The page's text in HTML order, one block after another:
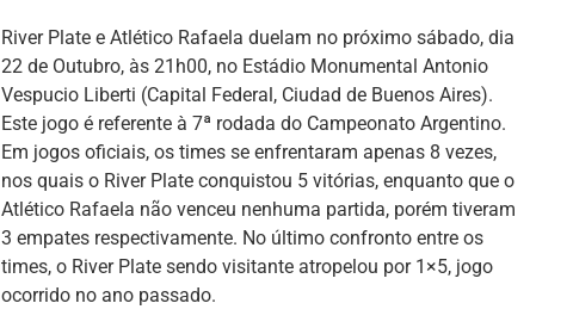
River Plate e Atlético Rafaela duelam no próximo sábado, dia
22 de Outubro, às 21h00, no Estádio Monumental Antonio
Vespucio Liberti (Capital Federal, Ciudad de Buenos Aires).
Este jogo é referente à 7ª rodada do Campeonato Argentino.
Em jogos oficiais, os times se enfrentaram apenas 8 vezes,
nos quais o River Plate conquistou 5 vitórias, enquanto que o
Atlético Rafaela não venceu nenhuma partida, porém tiveram
3 empates respectivamente. No último confronto entre os
times, o River Plate sendo visitante atropelou por 1×5, jogo
ocorrido no ano passado.